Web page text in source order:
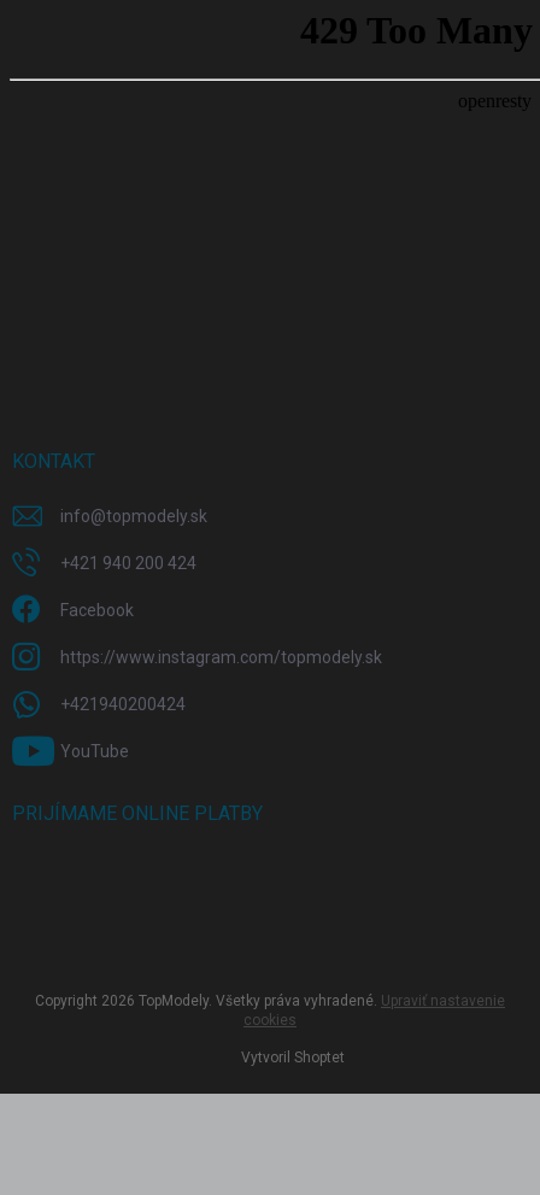
KONTAKT
info@topmodely.sk
+421 940 200 424
Facebook
https://www.instagram.com/topmodely.sk
+421940200424
YouTube
PRIJÍMAME ONLINE PLATBY
Vytvoril Shoptet
Copyright 2026 TopModely. Všetky práva vyhradené. Upraviť nastavenie
cookies